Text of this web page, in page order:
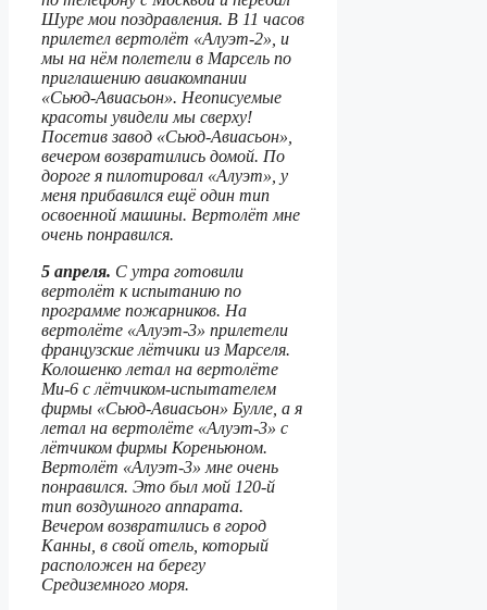
Шуре мои поздравления. В 11 часов
прилетел вертолёт «Алуэт-2», и
мы на нём полетели в Марсель по
приглашению авиакомпании
«Сьюд-Авиасьон». Неописуемые
красоты увидели мы сверху!
Посетив завод «Сьюд-Авиасьон»,
вечером возвратились домой. По
дороге я пилотировал «Алуэт», у
меня прибавился ещё один тип
освоенной машины. Вертолёт мне
очень понравился.
5 апреля. С утра готовили
вертолёт к испытанию по
программе пожарников. На
вертолёте «Алуэт-3» прилетели
французские лётчики из Марселя.
Колошенко летал на вертолёте
Ми-6 с лётчиком-испытателем
фирмы «Сьюд-Авиасьон» Булле, а я
летал на вертолёте «Алуэт-3» с
лётчиком фирмы Кореньюном.
Вертолёт «Алуэт-3» мне очень
понравился. Это был мой 120-й
тип воздушного аппарата.
Вечером возвратились в город
Канны, в свой отель, который
расположен на берегу
Средиземного моря.